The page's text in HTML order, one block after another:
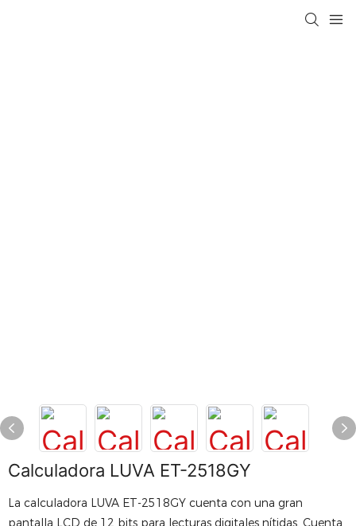
Calculadora LUVA ET-2518GY
La calculadora LUVA ET-2518GY cuenta con una gran
pantalla LCD de 12 bits para lecturas digitales nítidas. Cuenta